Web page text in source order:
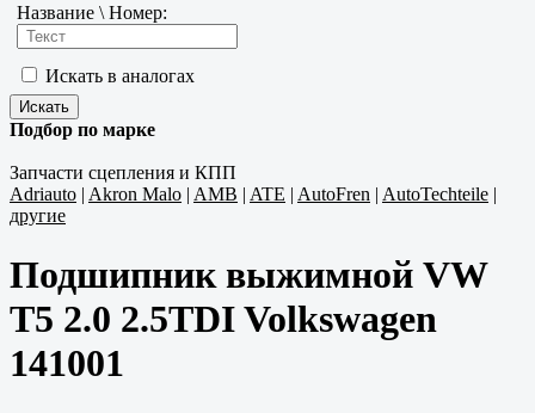
Название \ Номер:
Искать в аналогах
Подбор по марке
Запчасти сцепления и КПП
Adriauto | Akron Malo | AMB | ATE | AutoFren | AutoTechteile |
другие
Подшипник выжимной VW
T5 2.0 2.5TDI Volkswagen
141001